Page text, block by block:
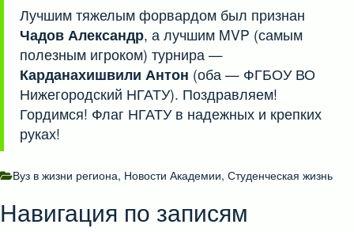
Лучшим тяжелым форвардом был признан
Чадов Александр, а лучшим MVP (самым
полезным игроком) турнира —
Карданахишвили Антон (оба — ФГБОУ ВО
Нижегородский НГАТУ). Поздравляем!
Гордимся! Флаг НГАТУ в надежных и крепких
руках!
Вуз в жизни региона, Новости Академии, Студенческая жизнь
Навигация по записям